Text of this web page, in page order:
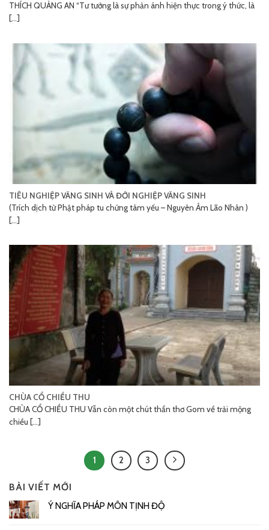
BÀI VIẾT MỚI
Ý NGHĨA PHÁP MÔN TỊNH ĐỘ
THÍCH QUẢNG AN “Tư tưởng là sự phản ánh hiện thực trong ý thức, là
[...]
TIÊU NGHIỆP VÃNG SINH VÀ ĐỚI NGHIỆP VÃNG SINH
(Trích dịch từ Phật pháp tu chứng tâm yếu – Nguyên Âm Lão Nhân )
[...]
CHÙA CỔ CHIỀU THU
CHÙA CỔ CHIỀU THU Vẫn còn một chút thẩn thơ Gom về trải mộng
chiều [...]
1 2 3